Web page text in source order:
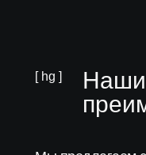
[ hg ]
Наши